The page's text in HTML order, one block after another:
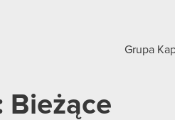
Grupa
Bieżące